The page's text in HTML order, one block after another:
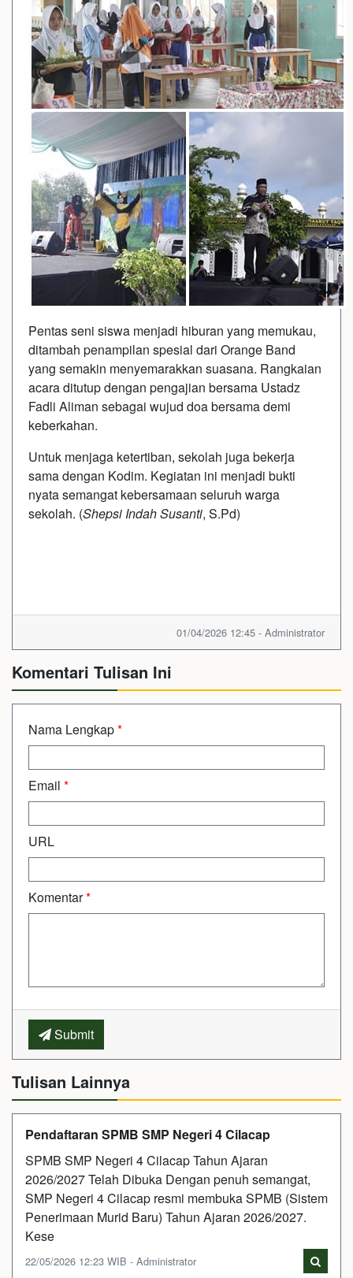
Pentas seni siswa menjadi hiburan yang memukau,
ditambah penampilan spesial dari Orange Band
yang semakin menyemarakkan suasana. Rangkaian
acara ditutup dengan pengajian bersama Ustadz
Fadli Aliman sebagai wujud doa bersama demi
keberkahan.
Untuk menjaga ketertiban, sekolah juga bekerja
sama dengan Kodim. Kegiatan ini menjadi bukti
nyata semangat kebersamaan seluruh warga
sekolah. (Shepsi Indah Susanti, S.Pd)
01/04/2026 12:45 - Administrator
Komentari Tulisan Ini
Nama Lengkap*
Email *
URL
Komentar*
Submit
Tulisan Lainnya
Pendaftaran SPMB SMP Negeri 4 Cilacap
SPMB SMP Negeri 4 Cilacap Tahun Ajaran
2026/2027 Telah Dibuka Dengan penuh semangat,
SMP Negeri 4 Cilacap resmi membuka SPMB (Sistem
Penerimaan Murid Baru) Tahun Ajaran 2026/2027.
Kese
22/05/2026 12:23 WIB - Administrator